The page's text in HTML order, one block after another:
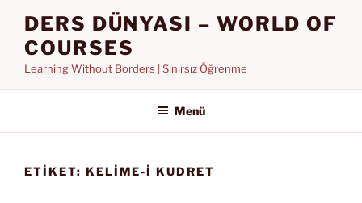
DERS DÜNYASI – WORLD OF
COURSES
Learning Without Borders | Sınırsız Öğrenme
Menü
ETIKET: KELIME-I KUDRET